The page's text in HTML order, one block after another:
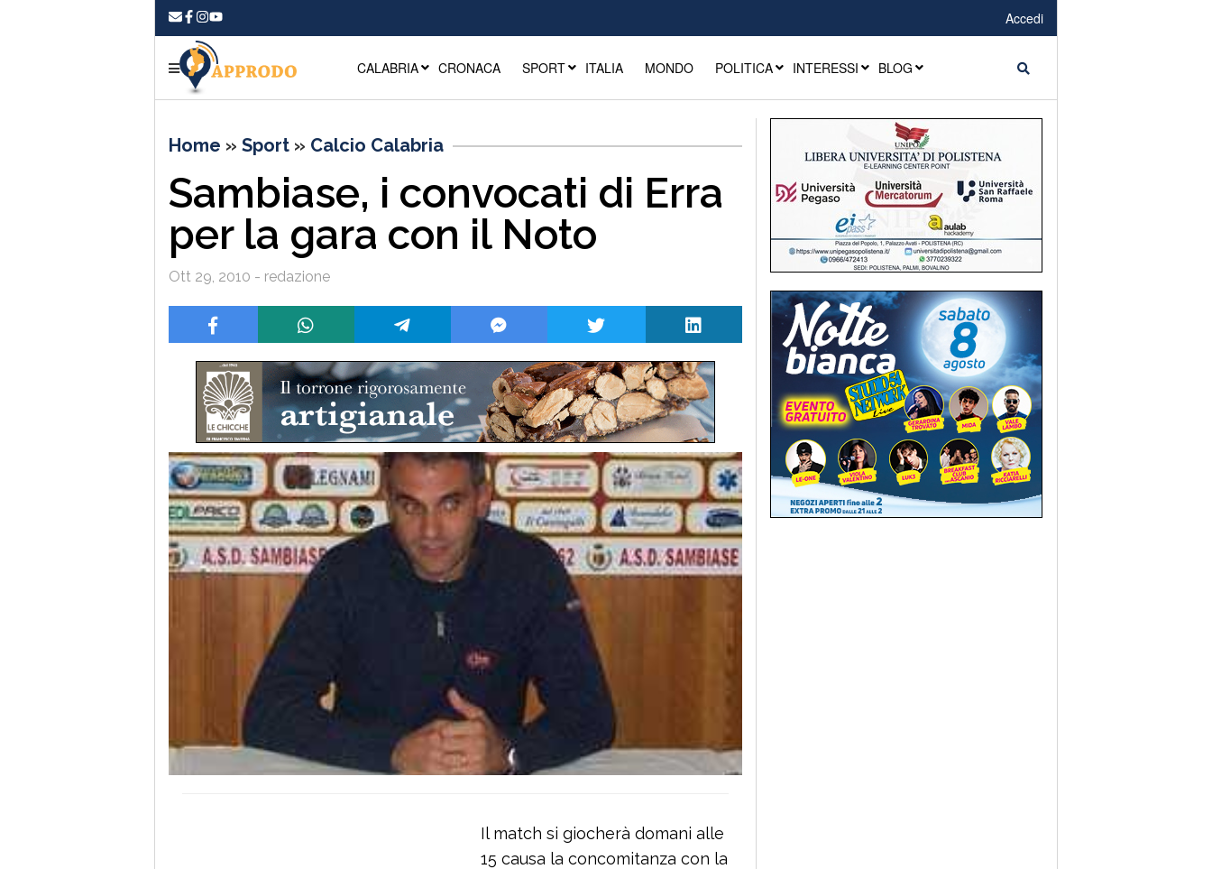
Accedi
CALABRIA CRONACA SPORT ITALIA MONDO POLITICA INTERESSI BLOG
Home » Sport » Calcio Calabria
Sambiase, i convocati di Erra
per la gara con il Noto
Ott 29, 2010 - redazione
Il match si giocherà domani alle
15 causa la concomitanza con la